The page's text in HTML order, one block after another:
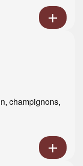
champignons,